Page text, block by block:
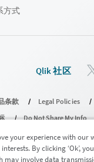
方式
Qlik 社区
条款 Legal Policies
Do Not Share My Info
QlikTech International AB。
your experience with our
By clicking ‘Ok’,
may involve data